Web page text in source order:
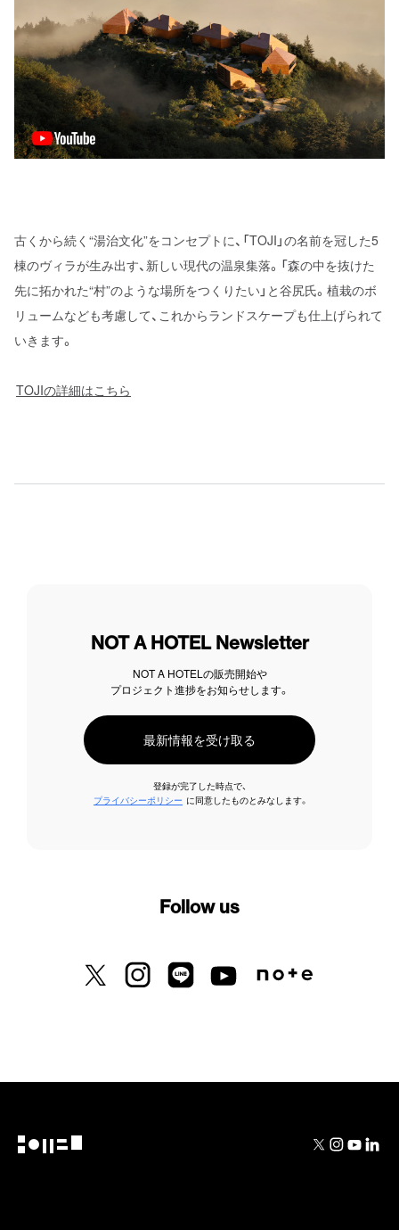
古くから続く“湯治文化”をコンセプトに、「TOJI」の名前を冠した5
棟のヴィラが生み出す、新しい現代の温泉集落。「森の中を抜けた
先に拓かれた“村”のような場所をつくりたい」と谷尻氏。植栽のボ
リュームなども考慮して、これからランドスケープも仕上げられて
いきます。
TOJIの詳細はこちら
NOT A HOTEL Newsletter
NOT A HOTELの販売開始や
プロジェクト進捗をお知らせします。
最新情報を受け取る
登録が完了した時点で、
プライバシーポリシー に同意したものとみなします。
Follow us
X previously known as Twitter
InstagramLINE Youtube Note